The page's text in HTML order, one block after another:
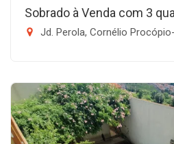
Sobrado à Venda com 3
Jd. Perola, Cornélio